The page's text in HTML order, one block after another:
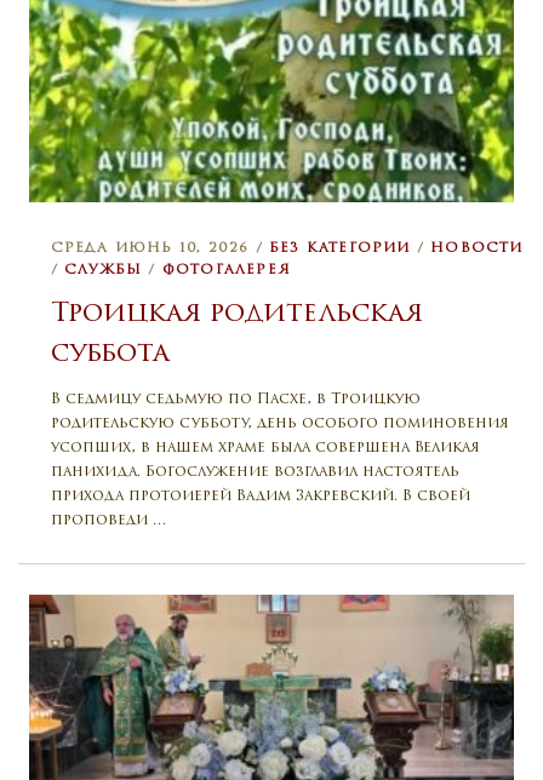
СРЕДА ИЮНЬ 10, 2026 / БЕЗ КАТЕГОРИИ / НОВОСТИ
/ СЛУЖБЫ / ФОТОГАЛЕРЕЯ
Троицкая родительская
суббота
В седмицу седьмую по Пасхе, в Троицкую
родительскую субботу, день особого поминовения
усопших, в нашем храме была совершена Великая
панихида. Богослужение возглавил настоятель
прихода протоиерей Вадим Закревский. В своей
проповеди …